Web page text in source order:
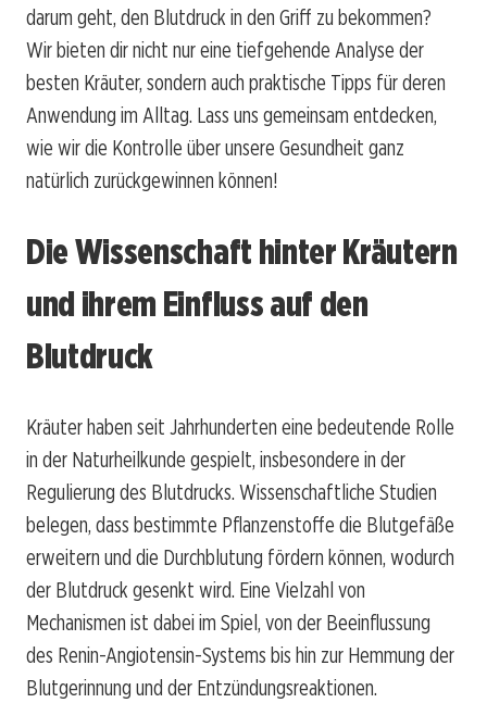
darum geht, den Blutdruck in den Griff zu bekommen?
Wir bieten dir nicht nur eine tiefgehende Analyse der
besten Kräuter, sondern auch praktische Tipps für deren
Anwendung im Alltag. Lass uns gemeinsam entdecken,
wie wir die Kontrolle über unsere Gesundheit ganz
natürlich zurückgewinnen können!
Die Wissenschaft hinter Kräutern
und ihrem Einfluss auf den
Blutdruck
Kräuter haben seit Jahrhunderten eine bedeutende Rolle
in der Naturheilkunde gespielt, insbesondere in der
Regulierung des Blutdrucks. Wissenschaftliche Studien
belegen, dass bestimmte Pflanzenstoffe die Blutgefäße
erweitern und die Durchblutung fördern können, wodurch
der Blutdruck gesenkt wird. Eine Vielzahl von
Mechanismen ist dabei im Spiel, von der Beeinflussung
des Renin-Angiotensin-Systems bis hin zur Hemmung der
Blutgerinnung und der Entzündungsreaktionen.